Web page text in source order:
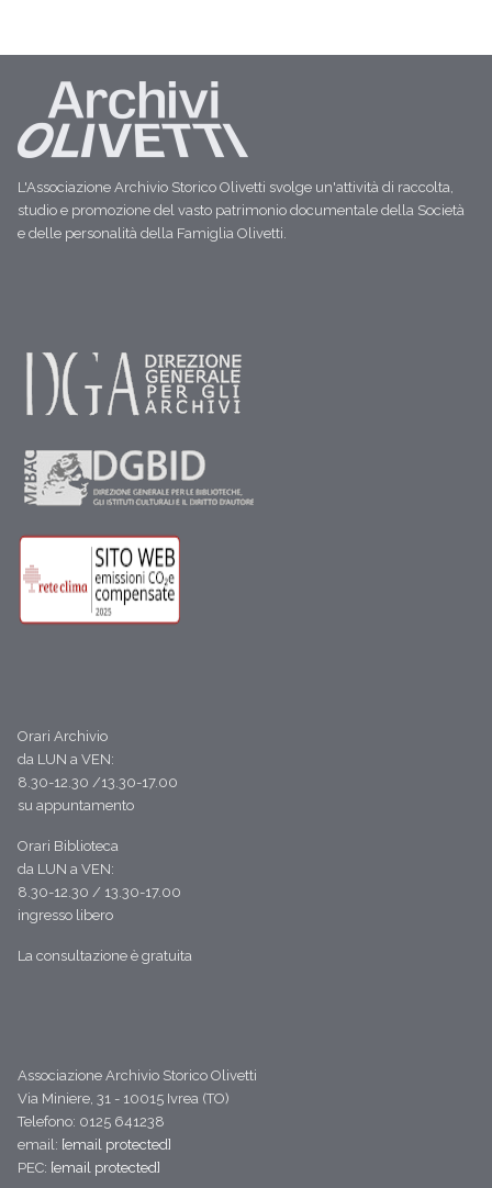
L'Associazione Archivio Storico Olivetti svolge un'attività di raccolta,
studio e promozione del vasto patrimonio documentale della Società
e delle personalità della Famiglia Olivetti.
Orari Archivio
da LUN a VEN:
8.30-12.30 /13.30-17.00
su appuntamento
Orari Biblioteca
da LUN a VEN:
8.30-12.30 / 13.30-17.00
ingresso libero
La consultazione è gratuita
Associazione Archivio Storico Olivetti
Via Miniere, 31 - 10015 Ivrea (TO)
Telefono: 0125 641238
email: [email protected]
PEC: [email protected]